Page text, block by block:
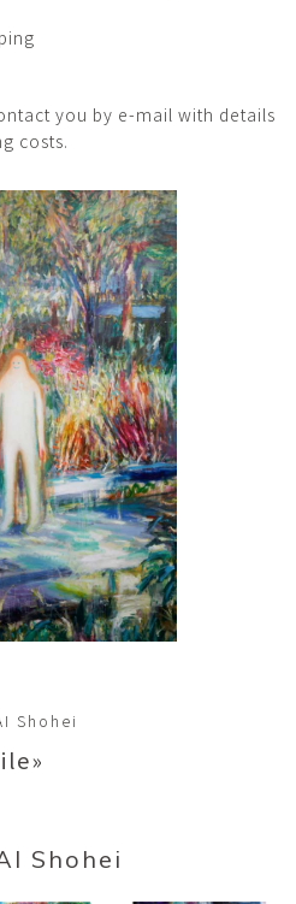
you by e-mail with details
costs.
Shohei
Shohei